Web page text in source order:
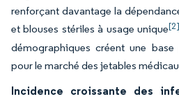
renforçant davantage la
et blouses stériles à usage unique[2]
démographiques créent une
pour le marché des jetables
Incidence croissante des